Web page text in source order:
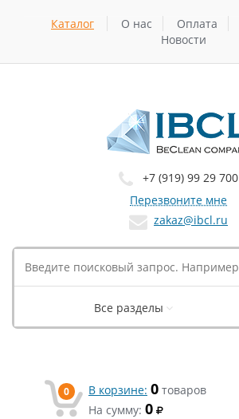
Каталог О нас Оплата
Новости
+7 (919) 99 29 700
Перезвоните мне
zakaz@ibcl.ru
Все разделы
0 В корзине: 0 товаров
На сумму: 0